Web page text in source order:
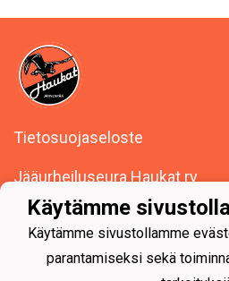
Tietosuojaseloste
Jääurheiluseura Haukat ry
Seutulantie 14, 04410
Y-tunnus: 0494623-1
Käytämme
Käytämme sivustollamme
parantamiseksi sekä